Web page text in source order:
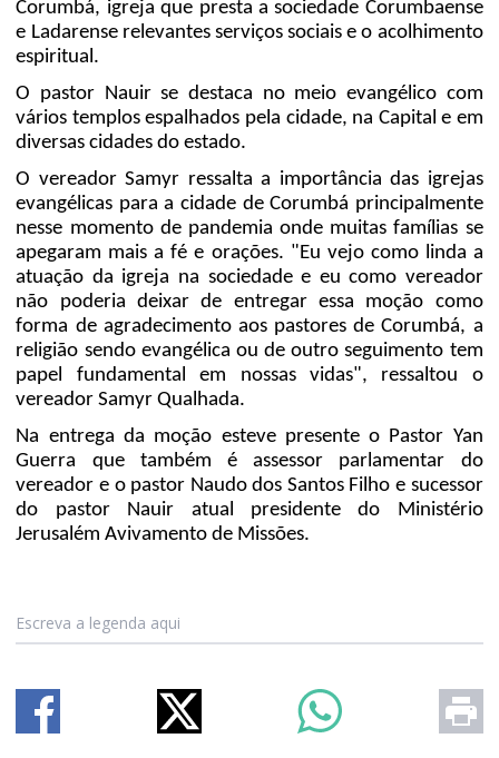
Corumbá, igreja que presta a sociedade Corumbaense
e Ladarense relevantes serviços sociais e o acolhimento
espiritual.
O pastor Nauir se destaca no meio evangélico com
vários templos espalhados pela cidade, na Capital e em
diversas cidades do estado.
O vereador Samyr ressalta a importância das igrejas
evangélicas para a cidade de Corumbá principalmente
nesse momento de pandemia onde muitas famílias se
apegaram mais a fé e orações. "Eu vejo como linda a
atuação da igreja na sociedade e eu como vereador
não poderia deixar de entregar essa moção como
forma de agradecimento aos pastores de Corumbá, a
religião sendo evangélica ou de outro seguimento tem
papel fundamental em nossas vidas", ressaltou o
vereador Samyr Qualhada.
Na entrega da moção esteve presente o Pastor Yan
Guerra que também é assessor parlamentar do
vereador e o pastor Naudo dos Santos Filho e sucessor
do pastor Nauir atual presidente do Ministério
Jerusalém Avivamento de Missões.
Escreva a legenda aqui